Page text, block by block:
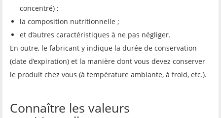
concentré) ;
la composition nutritionnelle ;
et d’autres caractéristiques à ne pas négliger.
En outre, le fabricant y indique la durée de conservation
(date d’expiration) et la manière dont vous devez conserver
le produit chez vous (à température ambiante, à froid, etc.).
Connaître les valeurs